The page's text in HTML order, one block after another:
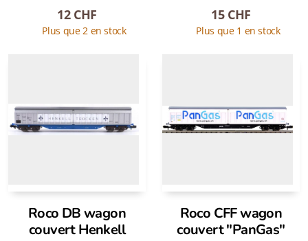
12CHF
Plus que 2 en stock
15CHF
Plus que 1 en stock
Roco DB wagon
couvert Henkell
Roco CFF wagon
couvert "PanGas"